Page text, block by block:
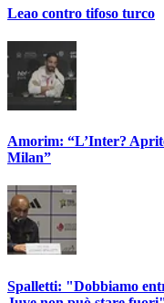
Leao contro tifoso turco
Amorim: “L’Inter?
Milan”
Spalletti: "Dobbiamo